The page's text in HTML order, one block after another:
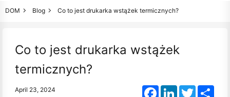
DOM Blog Co to jest drukarka wstążek termicznych?
Co to jest drukarka wstążek
termicznych?
April 23, 2024 FacebookLinkedInTwitter